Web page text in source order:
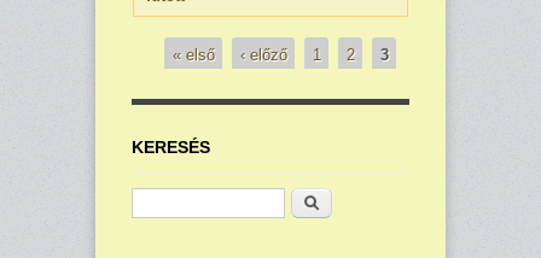
Oldalak
« első ‹ előző 1 2 3
KERESÉS
Keresés